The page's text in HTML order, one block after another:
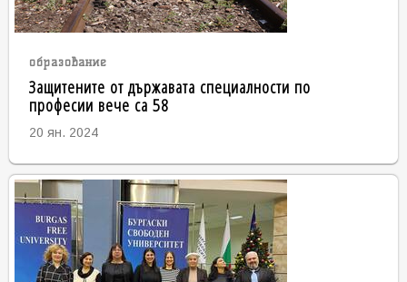
образование
Защитените от държавата специалности по
професии вече са 58
20 ян. 2024